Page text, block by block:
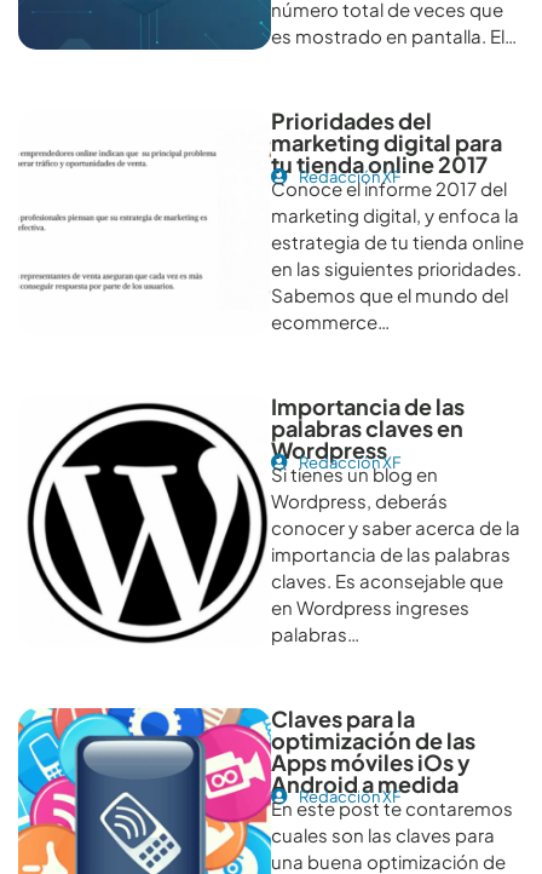
número total de veces que
es mostrado en pantalla. El…
Prioridades del
marketing digital para
tu tienda online 2017
Redacción XF
Conoce el informe 2017 del
marketing digital, y enfoca la
estrategia de tu tienda online
en las siguientes prioridades.
Sabemos que el mundo del
ecommerce…
Importancia de las
palabras claves en
Wordpress
Redacción XF
Si tienes un blog en
Wordpress, deberás
conocer y saber acerca de la
importancia de las palabras
claves. Es aconsejable que
en Wordpress ingreses
palabras…
Claves para la
optimización de las
Apps móviles iOs y
Android a medida
Redacción XF
En este post te contaremos
cuales son las claves para
una buena optimización de